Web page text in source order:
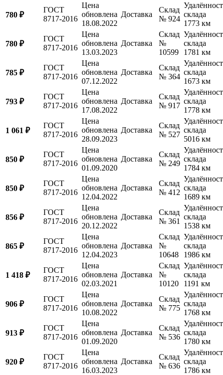
780 ₽
ГОСТ
8717-2016
Цена
обновлена
18.08.2022
Доставка
Склад
№ 924
склада
1773 км
780 ₽
ГОСТ
8717-2016
Цена
обновлена
13.03.2023
Доставка
Склад
№
10599
склада
1781 км
785 ₽
ГОСТ
8717-2016
Цена
обновлена
07.12.2022
Доставка
Склад
№ 364
склада
1673 км
793 ₽
ГОСТ
8717-2016
Цена
обновлена
17.08.2022
Доставка
Склад
№ 917
склада
1778 км
1 061 ₽
ГОСТ
8717-2016
Цена
обновлена
28.09.2023
Доставка
Склад
№ 527
склада
5016 км
850 ₽
ГОСТ
8717-2016
Цена
обновлена
01.09.2020
Доставка
Склад
№ 249
склада
1784 км
850 ₽
ГОСТ
8717-2016
Цена
обновлена
12.04.2022
Доставка
Склад
№ 412
склада
1689 км
856 ₽
ГОСТ
8717-2016
Цена
обновлена
20.12.2022
Доставка
Склад
№ 361
склада
1538 км
865 ₽
ГОСТ
8717-2016
Цена
обновлена
12.04.2023
Доставка
Склад
№
10648
склада
1986 км
1 418 ₽
ГОСТ
8717-2016
Цена
обновлена
02.03.2021
Доставка
Склад
№
10120
склада
1191 км
906 ₽
ГОСТ
8717-2016
Цена
обновлена
10.08.2022
Доставка
Склад
№ 775
склада
1768 км
913 ₽
ГОСТ
8717-2016
Цена
обновлена
01.09.2020
Доставка
Склад
№ 536
склада
1780 км
920 ₽
ГОСТ
8717-2016
Цена
обновлена
16.03.2023
Доставка
Склад
№ 636
склада
1786 км